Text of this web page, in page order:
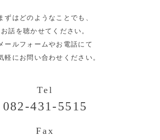
ずはどのようなことでも、
お話を聴かせてください。
ールフォームやお電話にて
軽にお問い合わせください。
Tel
082-431-5515
Fax